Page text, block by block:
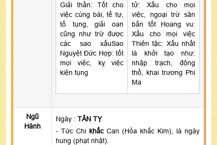
Giải thần: Tốt cho
việc cúng bái, tế tự,
tố tụng, giải oan
cũng như trừ được
các sao xấuSao
Nguyệt Đức Hợp: tốt
mọi việc, kỵ việc
kiện tụng
tử: Xấu cho mọi
việc, ngoại trừ săn
bắn tốt Hoang vu:
Xấu cho mọi việc
Thiên tặc: Xấu nhất
là khởi tạo như:
nhập trạch, động
thổ, khai trương Phi
Ma
Ngũ
Hành
Ngày : TÂN TỴ
- Tức Chi khắcCan (Hỏa khắc Kim), là ngày
hung (phạt nhật).